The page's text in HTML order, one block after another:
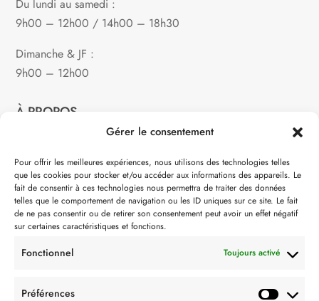
Gérer le consentement
Pour offrir les meilleures expériences, nous utilisons des technologies telles
que les cookies pour stocker et/ou accéder aux informations des appareils. Le
fait de consentir à ces technologies nous permettra de traiter des données
telles que le comportement de navigation ou les ID uniques sur ce site. Le fait
de ne pas consentir ou de retirer son consentement peut avoir un effet négatif
sur certaines caractéristiques et fonctions.
Fonctionnel Toujours activé
Préférences
Du lundi au samedi :
9h00 – 12h00 / 14h00 – 18h30
Dimanche & JF :
9h00 – 12h00
À PROPOS
Notre philosophie
Contact
Partenaire de: